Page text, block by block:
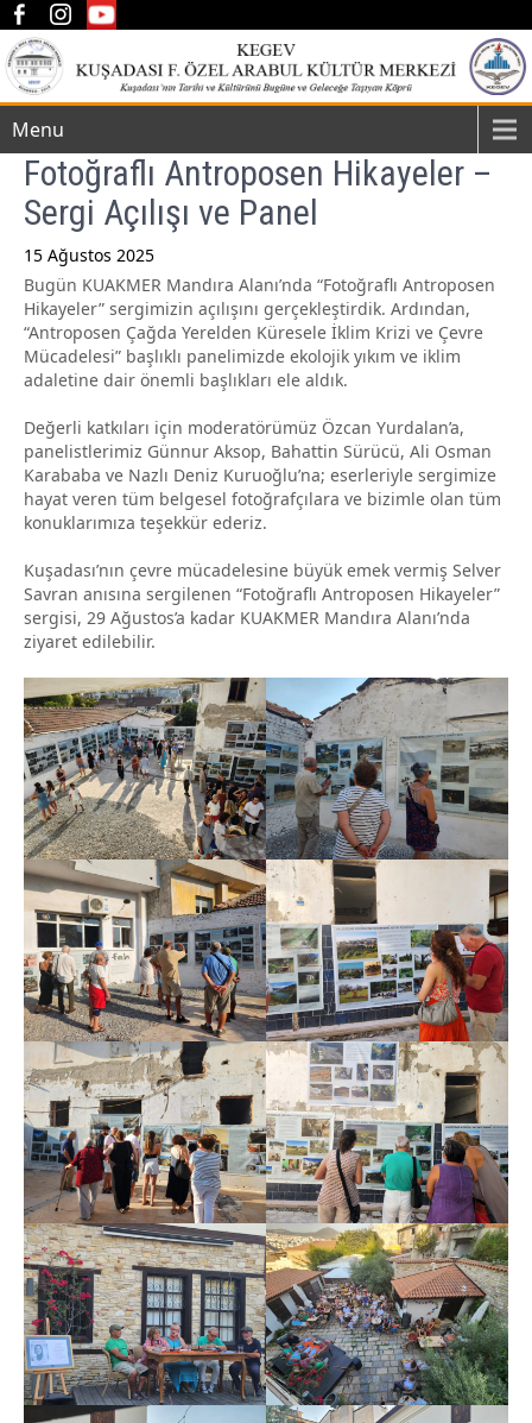
Menu
Fotoğraflı Antroposen Hikayeler –
Sergi Açılışı ve Panel
15 Ağustos 2025
Bugün KUAKMER Mandıra Alanı’nda “Fotoğraflı Antroposen
Hikayeler” sergimizin açılışını gerçekleştirdik. Ardından,
“Antroposen Çağda Yerelden Küresele İklim Krizi ve Çevre
Mücadelesi” başlıklı panelimizde ekolojik yıkım ve iklim
adaletine dair önemli başlıkları ele aldık.
Değerli katkıları için moderatörümüz Özcan Yurdalan’a,
panelistlerimiz Günnur Aksop, Bahattin Sürücü, Ali Osman
Karababa ve Nazlı Deniz Kuruoğlu’na; eserleriyle sergimize
hayat veren tüm belgesel fotoğrafçılara ve bizimle olan tüm
konuklarımıza teşekkür ederiz.
Kuşadası’nın çevre mücadelesine büyük emek vermiş Selver
Savran anısına sergilenen “Fotoğraflı Antroposen Hikayeler”
sergisi, 29 Ağustos’a kadar KUAKMER Mandıra Alanı’nda
ziyaret edilebilir.
Post
navigation